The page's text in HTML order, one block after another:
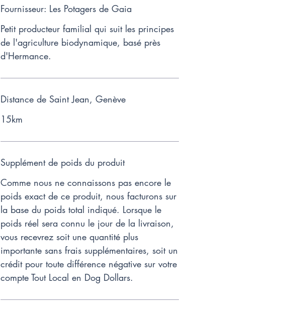
Fournisseur: Les Potagers de Gaia
Petit producteur familial qui suit les principes
de l'agriculture biodynamique, basé près
d'Hermance.
Distance de Saint Jean, Genève
15km
Supplément de poids du produit
Comme nous ne connaissons pas encore le
poids exact de ce produit, nous facturons sur
la base du poids total indiqué. Lorsque le
poids réel sera connu le jour de la livraison,
vous recevrez soit une quantité plus
importante sans frais supplémentaires, soit un
crédit pour toute différence négative sur votre
compte Tout Local en Dog Dollars.